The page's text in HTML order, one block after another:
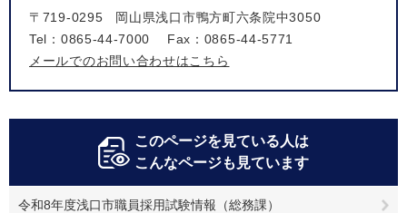
〒719-0295
岡山県浅口市鴨方町六条院中3050
Tel：0865-44-7000
Fax：0865-44-5771
メールでのお問い合わせはこちら
このページを見ている人は
こんなページも見ています
令和8年度浅口市職員採用試験情報（総務課）